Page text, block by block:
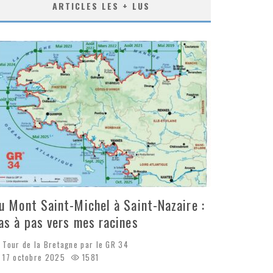
ARTICLES LES + LUS
Mont Saint-Michel à Saint-Nazaire :
à pas vers mes racines
Tour de la Bretagne par le GR 34
17 octobre 2025
1581